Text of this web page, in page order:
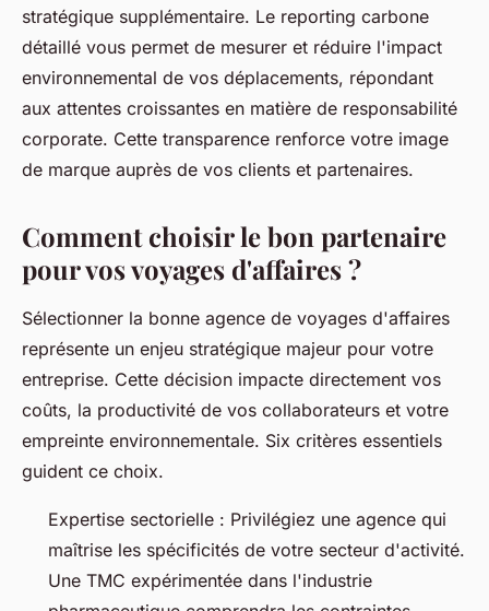
stratégique supplémentaire. Le reporting carbone
détaillé vous permet de mesurer et réduire l'impact
environnemental de vos déplacements, répondant
aux attentes croissantes en matière de responsabilité
corporate. Cette transparence renforce votre image
de marque auprès de vos clients et partenaires.
Comment choisir le bon partenaire
pour vos voyages d'affaires ?
Sélectionner la bonne agence de voyages d'affaires
représente un enjeu stratégique majeur pour votre
entreprise. Cette décision impacte directement vos
coûts, la productivité de vos collaborateurs et votre
empreinte environnementale. Six critères essentiels
guident ce choix.
Expertise sectorielle : Privilégiez une agence qui
maîtrise les spécificités de votre secteur d'activité.
Une TMC expérimentée dans l'industrie